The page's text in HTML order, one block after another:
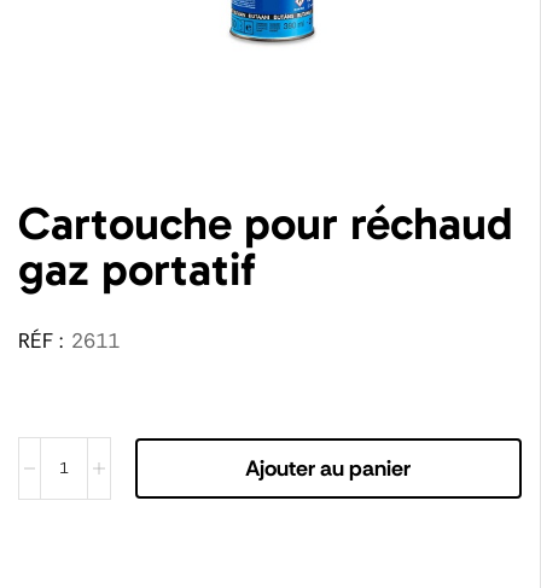
Cartouche pour réchaud
gaz portatif
RÉF : 2611
Ajouter au panier